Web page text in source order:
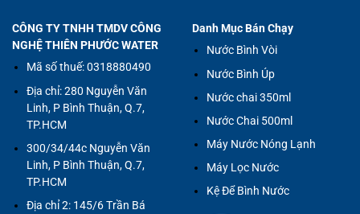
CÔNG TY TNHH TMDV CÔNG
NGHỆ THIÊN PHƯỚC WATER
Mã số thuế: 0318880490
Địa chỉ:280 Nguyễn Văn
Linh, P Bình Thuận, Q.7,
TP.HCM
300/34/44c Nguyễn Văn
Linh, P Bình Thuận, Q.7,
TP.HCM
Địa chỉ 2: 145/6 Trần Bá
Danh Mục Bán Chạy
Nước Bình Vòi
Nước Bình Úp
Nước chai 350ml
Nước Chai 500ml
Máy Nước Nóng Lạnh
Máy Lọc Nước
Kệ Để Bình Nước